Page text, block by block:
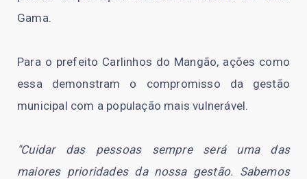
Gama.
Para o prefeito Carlinhos do Mangão, ações como
essa demonstram o compromisso da gestão
municipal com a população mais vulnerável.
"Cuidar das pessoas sempre será uma das
maiores prioridades da nossa gestão. Sabemos